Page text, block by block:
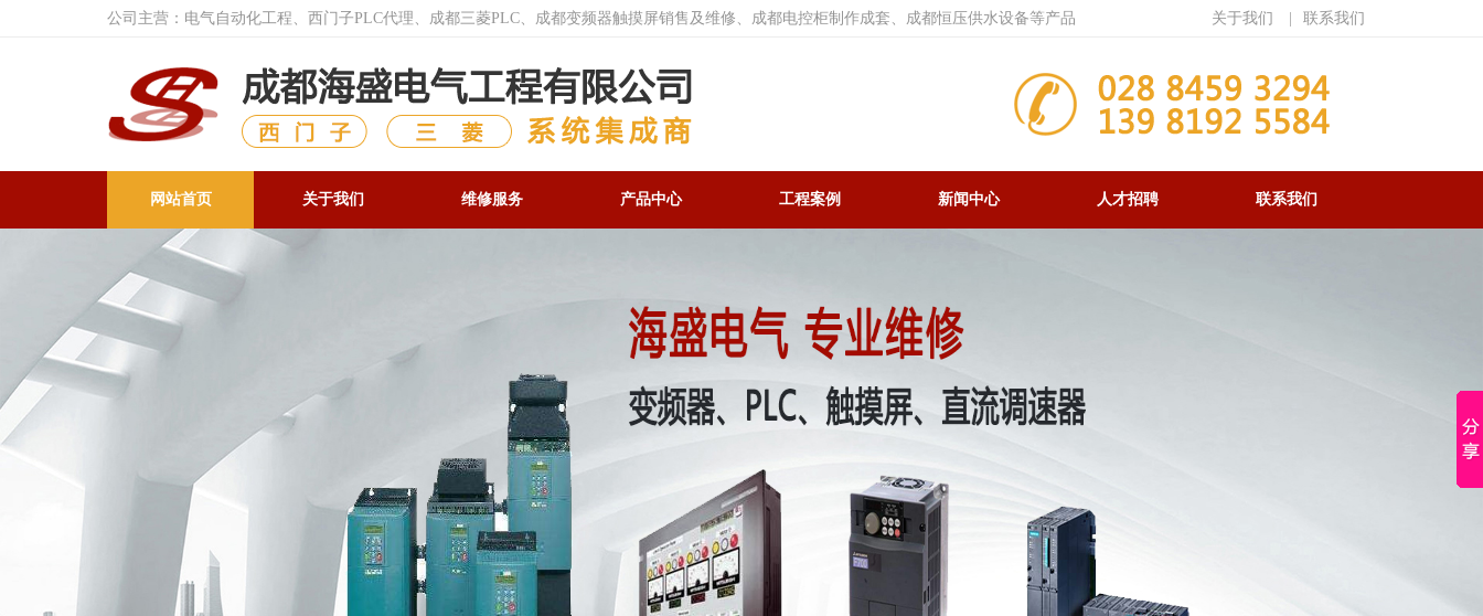
公司主营：电气自动化工程、西门子PLC代理、成都三菱PLC、成都变频器触摸屏销售及维修、成都电控柜制作成套、成都恒压供水设备等产品 关于我们 联系我们
网站首页 关于我们 维修服务 产品中心 工程案例 新闻中心 人才招聘 联系我们